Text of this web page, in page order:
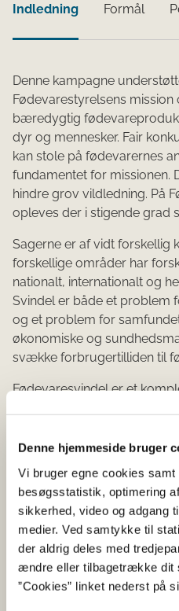
Denne hjemmeside bruger
Vi bruger egne cookies
besøgsstatistik, optimering
sikkerhed, video og adgang
medier. Ved samtykke til
der aldrig deles med
ændre eller tilbagetrække dit
”Cookies” linket nederst på
Indledning Formål
Denne kampagne
Fødevarestyrelsens
bæredygtig
dyr og mennesker. Fair
kan stole på fødevarernes
fundamentet for missionen.
hindre grov vildledning. På
opleves der i stigende grad
Sagerne er af vidt forskellig
forskellige områder har
nationalt, internationalt og
Svindel er både et problem
og et problem for
økonomiske og
svække forbrugertilliden til
Fødevaresvindel er et
Emnerne offentliggøres
endeligt efter EMPACT
Pressekontakt